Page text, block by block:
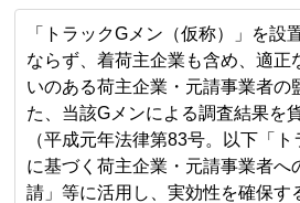
「トラックGメン（仮称）」を設
ならず、着荷主企業も含め、適正
いのある荷主企業・元請事業者の
た、当該Gメンによる調査結果を
（平成元年法律第83号。以下「ト
に基づく荷主企業・元請事業者へ
請」等に活用し、実効性を確保す